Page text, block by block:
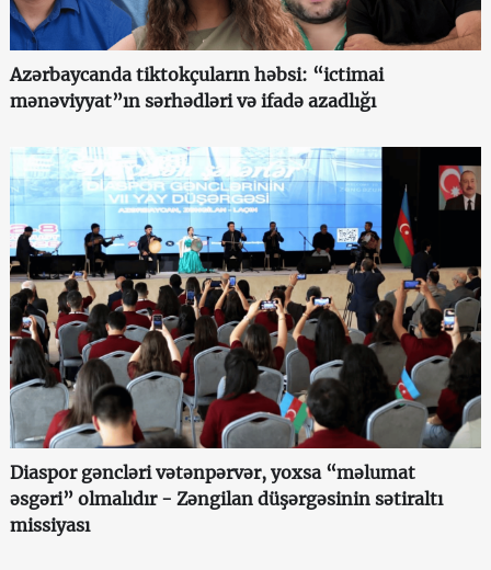
Azərbaycanda tiktokçuların həbsi: “ictimai
mənəviyyat”ın sərhədləri və ifadə azadlığı
Diaspor gəncləri vətənpərvər, yoxsa “məlumat
əsgəri” olmalıdır - Zəngilan düşərgəsinin sətiraltı
missiyası